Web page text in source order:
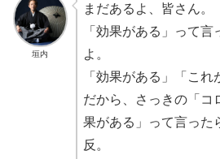
垣内
まだあるよ、皆さん。
「効果がある」って
よ。
「効果がある」「これ
だから、さっきの「コ
果がある」って言った
反。